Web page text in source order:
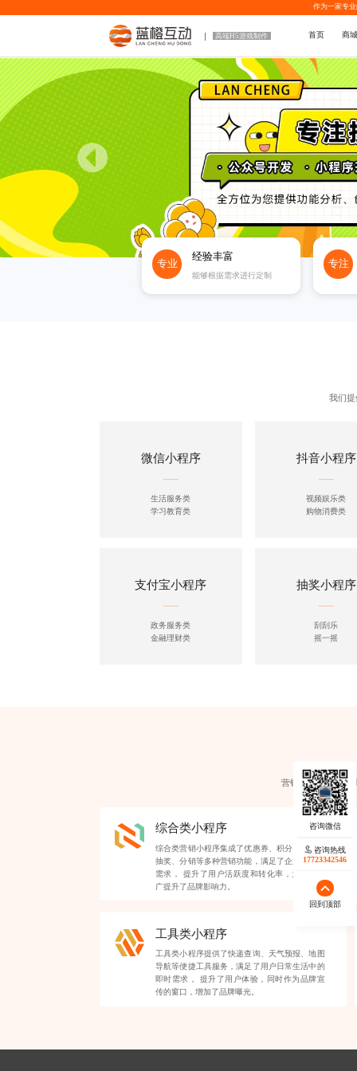
作为一家专业
高端H5游戏制作 首页 商
专业
经验丰富
能够根据需求进行定制
专注
我们
微信小程序
生活服务类
学习教育类
抖音小程序
视频娱乐类
购物消费类
支付宝小程序
政务服务类
金融理财类
抽奖小程序
刮刮乐
摇一摇
营销小程序类型各
综合类小程序
综合类营销小程序集成了优惠券、积分、签到、
抽奖、分销等多种营销功能，满足了企业多样化
需求， 提升了用户活跃度和转化率，为品牌推
广提升了品牌影响力。
工具类小程序
工具类小程序提供了快递查询、天气预报、地图
导航等便捷工具服务，满足了用户日常生活中的
即时需求， 提升了用户体验，同时作为品牌宣
传的窗口，增加了品牌曝光。
咨询热线
17723342546
回到顶部